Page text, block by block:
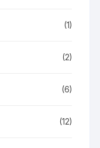
(1)
(2)
(6)
(12)